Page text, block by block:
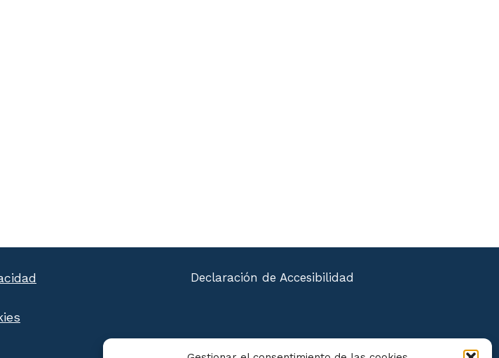
realizar.
Declaración de Accesibilidad